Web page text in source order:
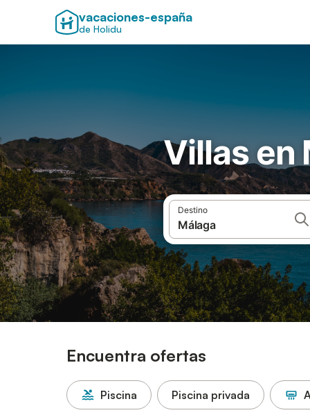
vacaciones-españa
de Holidu
Villas en
Destino
Encuentra ofertas
Piscina Piscina privada